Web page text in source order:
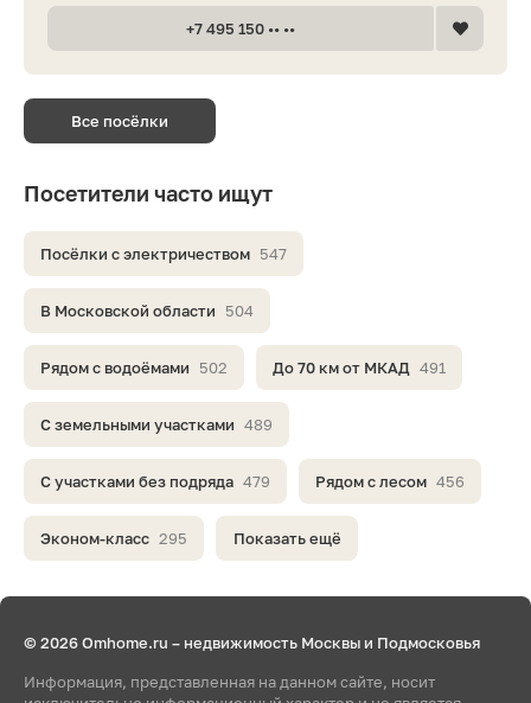
+7 495 150 •• ••
Все посёлки
Посетители часто ищут
Посёлки с электричеством 547
В Московской области 504
Рядом с водоёмами 502 До 70 км от МКАД 491
С земельными участками 489
С участками без подряда 479 Рядом с лесом 456
Эконом-класс 295 Показать ещё
© 2026 Omhome.ru – недвижимость Москвы и Подмосковья
Информация, представленная на данном сайте, носит